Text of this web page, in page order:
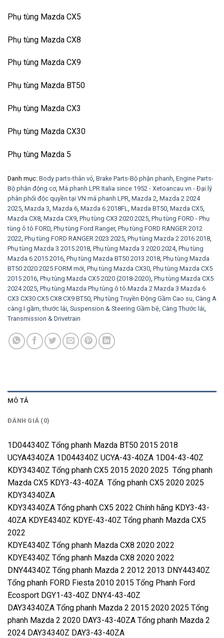
Phụ tùng Mazda CX5
Phụ tùng Mazda CX8
Phụ tùng Mazda CX9
Phụ tùng Mazda BT50
Phụ tùng Mazda CX3
Phụ tùng Mazda CX30
Phụ tùng Mazda 5
Danh mục: Body parts-thân vỏ, Brake Parts-Bộ phận phanh, Engine Parts-
Bộ phận động cơ, Má phanh LPR Italia since 1952 - Xetoancau.vn - Đại lý
phân phối độc quyền tại VN má phanh LPR, Mazda 2, Mazda 2 2024
2025, Mazda 3, Mazda 6, Mazda 6 2018FL, Mazda BT50, Mazda CX5,
Mazda CX8, Mazda CX9, Phụ tùng CX3 2020 2025, Phụ tùng FORD - Phụ
tùng ô tô FORD, Phụ tùng Ford Ranger, Phụ tùng FORD RANGER 2012
2022, Phụ tùng FORD RANGER 2023 2025, Phụ tùng Mazda 2 2016 2018,
Phụ tùng Mazda 3 2015 2018, Phụ tùng Mazda 3 2020 2024, Phụ tùng
Mazda 6 2015 2016, Phụ tùng Mazda BT50 2013 2018, Phụ tùng Mazda
BT50 2020 2025 FORM mới, Phụ tùng Mazda CX30, Phụ tùng Mazda CX5
2015 2016, Phụ tùng Mazda CX5 2020 (2018-2020), Phụ tùng Mazda CX5
2024 2025, Phụ tùng Mazda Phụ tùng ô tô Mazda 2 Mazda 3 Mazda 6
CX3 CX30 CX5 CX8 CX9 BT50, Phụ tùng Truyền Động Gầm Cao su, Càng A
càng I gầm, thước lái, Suspension & Steering Gầm bệ, Càng Thước lái,
Transmission & Drivetrain
MÔ TẢ
ĐÁNH GIÁ (0)
1D044340Z Tổng phanh Mazda BT50 2015 2018
UCYA4340ZA 1D044340Z UCYA-43-40ZA 1D04-43-40Z
KDY34340Z Tổng phanh CX5 2015 2020 2025 Tổng phanh
Mazda CX5 KDY3-43-40ZA Tổng phanh CX5 2020 2025
KDY34340ZA
KDY34340ZA Tổng phanh CX5 2022 Chính hãng KDY3-43-
40ZA KDYE4340Z KDYE-43-40Z Tổng phanh Mazda CX5
2022
KDYE4340Z Tổng phanh Mazda CX8 2020 2022
KDYE4340Z Tổng phanh Mazda CX8 2020 2022
DNY44340Z Tổng phanh Mazda 2 2012 2013 DNY44340Z
Tổng phanh FORD Fiesta 2010 2015 Tổng Phanh Ford
Ecosport DGY1-43-40Z DNY4-43-40Z
DAY34340ZA Tổng phanh Mazda 2 2015 2020 2025 Tổng
phanh Mazda 2 2020 DAY3-43-40ZA Tổng phanh Mazda 2
2024 DAY34340Z DAY3-43-40ZA